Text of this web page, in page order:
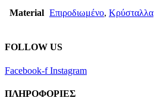
Material Επιροδιωμένο, Κρύσταλλα
FOLLOW US
Facebook-f Instagram
ΠΛΗΡΟΦΟΡΙΕΣ